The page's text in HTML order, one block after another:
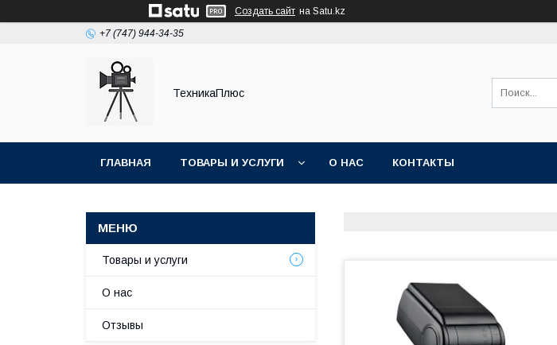
Создать сайт на Satu.kz
+7 (747) 944-34-35
ТехникаПлюс
ГЛАВНАЯ ТОВАРЫ И УСЛУГИ О НАС КОНТАКТЫ
Товары и услуги
О нас
Отзывы